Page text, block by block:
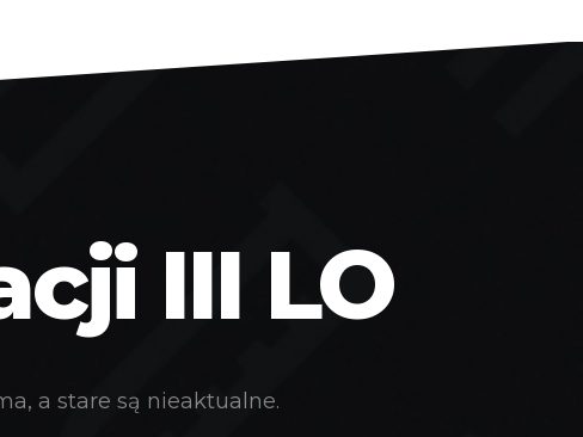
III LO
a stare są nieaktualne.